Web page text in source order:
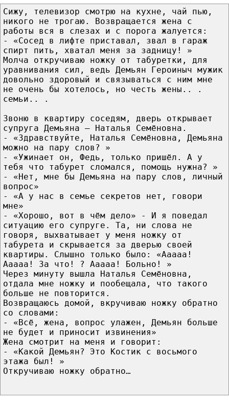
Сижу, телевизор смотрю на кухне, чай пью,
никого не трогаю. Возвращается жена с
работы вся в слезах и с порога жалуется:
- «Сосед в лифте приставал, звал в гараж
спирт пить, хватал меня за задницу! »
Молча откручиваю ножку от табуретки, для
уравнивания сил, ведь Демьян Героиныч мужик
довольно здоровый и связываться с ним мне
не очень бы хотелось, но честь жены.. .
семьи.. .
Звоню в квартиру соседям, дверь открывает
супруга Демьяна – Наталья Семёновна.
- «Здравствуйте, Наталья Семёновна, Демьяна
можно на пару слов? »
- «Ужинает он, Федь, только пришёл. А у
тебя что табурет сломался, помощь нужна? »
- «Нет, мне бы Демьяна на пару слов, личный
вопрос»
- «А у нас в семье секретов нет, говори
мне»
- «Хорошо, вот в чём дело» - И я поведал
ситуацию его супруге. Та, ни слова не
говоря, выхватывает у меня ножку от
табурета и скрывается за дверью своей
квартиры. Слышно только было: «Ааааа!
Ааааа! За что! ? Ааааа! Больно! »
Через минуту вышла Наталья Семёновна,
отдала мне ножку и пообещала, что такого
больше не повторится.
Возвращаюсь домой, вкручиваю ножку обратно
со словами:
- «Всё, жена, вопрос улажен, Демьян больше
не будет и приносит извинения»
Жена смотрит на меня и говорит:
- «Какой Демьян? Это Костик с восьмого
этажа был! »
Откручиваю ножку обратно…